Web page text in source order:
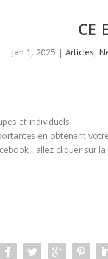
CE
Jan 1, 2025 | Articles,
et individuels
en obtenant
, allez cliquer sur la